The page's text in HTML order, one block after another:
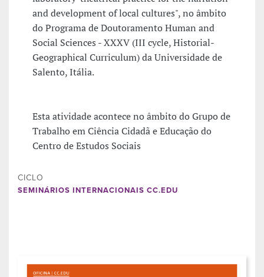
and development of local cultures", no âmbito
do Programa de Doutoramento Human and
Social Sciences - XXXV (III cycle, Historial-
Geographical Curriculum) da Universidade de
Salento, Itália.
Esta atividade acontece no âmbito do Grupo de
Trabalho em Ciência Cidadã e Educação do
Centro de Estudos Sociais
CICLO
SEMINÁRIOS INTERNACIONAIS CC.EDU